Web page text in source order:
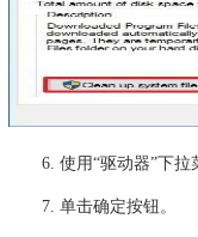
6. 使用“驱动器”下拉
7. 单击确定按钮。